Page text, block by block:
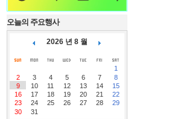
오늘의 주요행사
2026 년 8 월
1
2
3 4 5 6 7
8
9
10 11 12 13 14
15
16
17 18 19 20 21
22
23
24 25 26 27 28
29
30
31